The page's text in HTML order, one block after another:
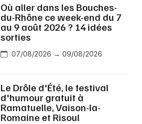
Où aller dans les Bouches-
du-Rhône ce week-end du 7
au 9 août 2026 ? 14 idées
sorties
07/08/2026 → 09/08/2026
Le Drôle d'Été, le festival
d'humour gratuit à
Ramatuelle, Vaison-la-
Romaine et Risoul